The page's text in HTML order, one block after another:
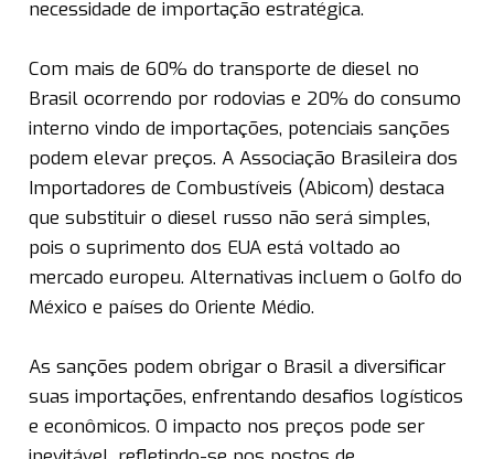
necessidade de importação estratégica.
Com mais de 60% do transporte de diesel no
Brasil ocorrendo por rodovias e 20% do consumo
interno vindo de importações, potenciais sanções
podem elevar preços. A Associação Brasileira dos
Importadores de Combustíveis (Abicom) destaca
que substituir o diesel russo não será simples,
pois o suprimento dos EUA está voltado ao
mercado europeu. Alternativas incluem o Golfo do
México e países do Oriente Médio.
As sanções podem obrigar o Brasil a diversificar
suas importações, enfrentando desafios logísticos
e econômicos. O impacto nos preços pode ser